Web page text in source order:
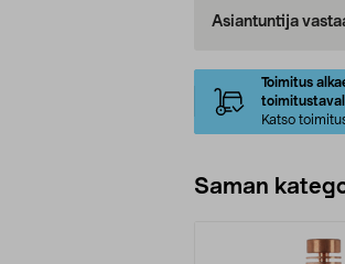
Asiantuntija
Toimitus
Katso
Saman